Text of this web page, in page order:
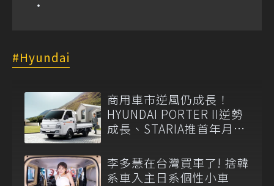
Hyundai
商用車市逆風仍成長！
HYUNDAI PORTER II逆勢
成長、STARIA推首年月付
李多慧在台灣買車了! 捨韓
系車入主日系個性小車